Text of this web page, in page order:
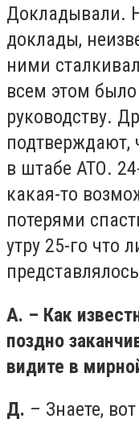
Докладывали.
доклады,
ними
всем этом
руководству.
подтверждают,
в штабе АТО.
какая-то
потерями
утру 25-го что
А. – Как
поздно
видите в
Д. – Знаете,